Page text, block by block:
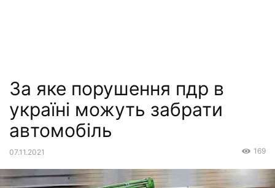
За яке порушення пдр в
україні можуть забрати
автомобіль
07.11.2021 169